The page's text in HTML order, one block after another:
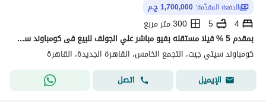
الدفعة المقدّمة: 1,700,000 ج.م
4
5
300 متر مربع
بمقدم 5 % فيلا مستقله بفيو مباشر علي الجولف للبيع فى كومباوند سيتي جيت-ديار القطرية- بأقساط على 4 سنوات
كومباوند سيتي جيت، التجمع الخامس، القاهرة الجديدة، القاهرة
الإيميل
اتصل